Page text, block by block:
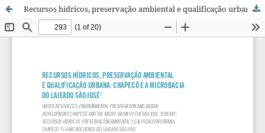
Recursos hídricos, preservação ambiental e qualificação urbana: Chapecó e a microbacia do Lajeado São José